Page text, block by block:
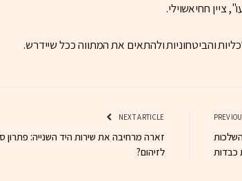
ציין חחיאשוילי.
והביטחוניות ולהתאים את המתווה ככל שיידרש.
כבדות
NEXT ARTICLE
זארה מרחיבה את שירות היד השנייה: פתרון
לזיהום?